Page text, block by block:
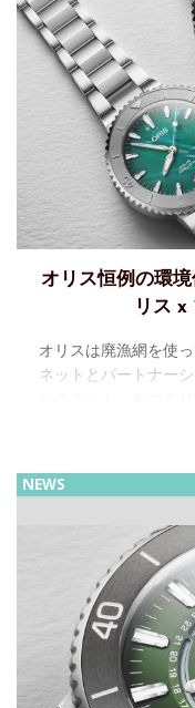
オリス恒例の環
リス x
オリスは廃漁網を使
ネットとパートナー
リスが定期的に発表
NEWS